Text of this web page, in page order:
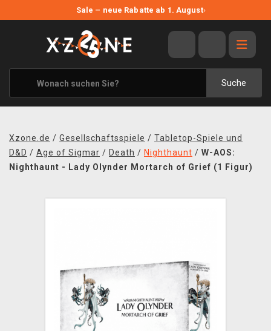
Sale – neue Rabatte ab 1. August›
Suche
ANGEBOTE
ALLE MARKEN
XZONE ORIGINALS
KLEIDUNG & ACCESSOIRES
BÜCHER & COMICS
XZONE CLUB
Xzone.de / Gesellschaftsspiele / Tabletop-Spiele und
D&D / Age of Sigmar / Death / Nighthaunt / W-AOS:
Nighthaunt - Lady Olynder Mortarch of Grief (1 Figur)